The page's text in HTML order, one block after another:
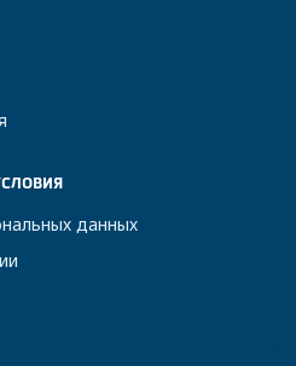
данных